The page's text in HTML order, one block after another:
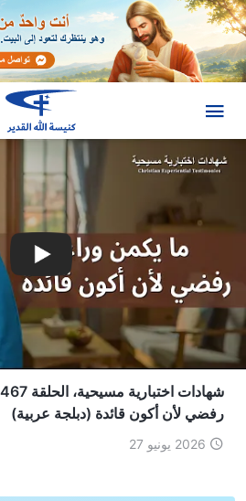
رفضي لأن أكون قائدة (دبلجة عربية)
2026 يونيو 27